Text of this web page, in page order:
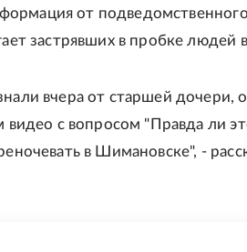
от
застрявших в пробке людей
вчера от старшей дочери,
видео с вопросом "Правда ли
в Шимановске", -